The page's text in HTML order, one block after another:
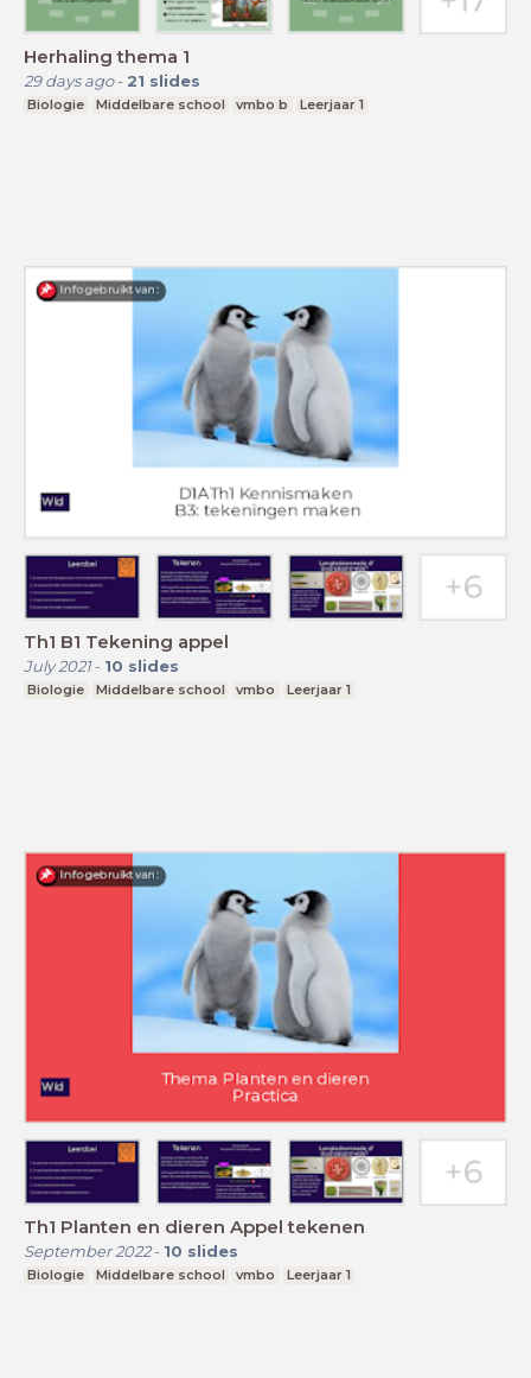
Herhaling thema 1
29 days ago- 21 slides
Biologie Middelbare school vmbo b Leerjaar 1
Th1 B1 Tekening appel
July 2021- 10 slides
Biologie Middelbare school vmbo Leerjaar 1
Th1 Planten en dieren Appel tekenen
September 2022- 10 slides
Biologie Middelbare school vmbo Leerjaar 1